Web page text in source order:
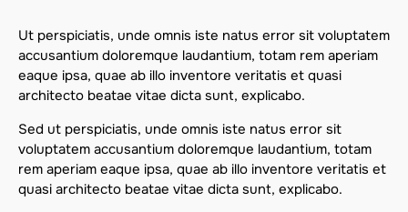
Ut perspiciatis, unde omnis iste natus error sit voluptatem
accusantium doloremque laudantium, totam rem aperiam
eaque ipsa, quae ab illo inventore veritatis et quasi
architecto beatae vitae dicta sunt, explicabo.
Sed ut perspiciatis, unde omnis iste natus error sit
voluptatem accusantium doloremque laudantium, totam
rem aperiam eaque ipsa, quae ab illo inventore veritatis et
quasi architecto beatae vitae dicta sunt, explicabo.